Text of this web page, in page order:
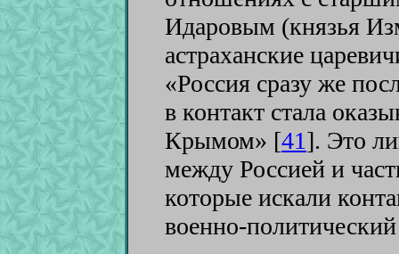
Идаровым (князья
астраханские
«Россия сразу же
в контакт стала
Крымом» [41]. Это
между Россией и
которые искали
военно-